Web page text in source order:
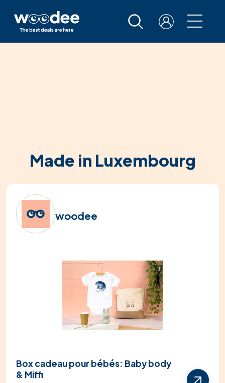
Made in Luxembourg
woodee
Box cadeau pour bébés: Baby body
& Miffi